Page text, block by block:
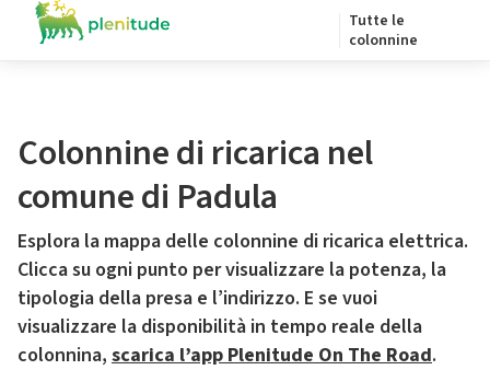
Tutte le
colonnine
Colonnine di ricarica nel
comune di Padula
Esplora la mappa delle colonnine di ricarica elettrica.
Clicca su ogni punto per visualizzare la potenza, la
tipologia della presa e l’indirizzo. E se vuoi
visualizzare la disponibilità in tempo reale della
colonnina, scarica l’app Plenitude On The Road.